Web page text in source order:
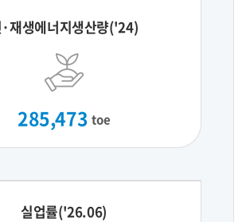
재생에너지생산량('24)
285,473 toe
실업률('26.06)